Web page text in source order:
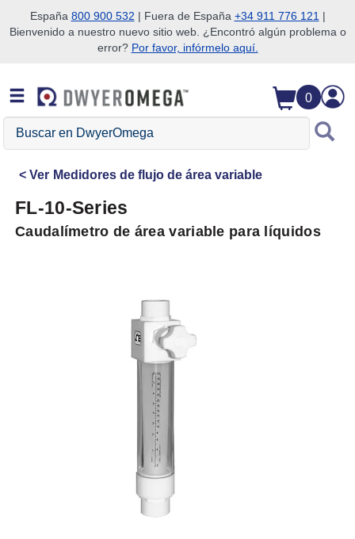
Saltar a la búsqueda
Saltar al contenido principal
Saltar a la navegación
España 800 900 532 | Fuera de España +34 911 776 121 |
Bienvenido a nuestro nuevo sitio web. ¿Encontró algún problema o
error? Por favor, infórmelo aquí.
0
Buscar
DwyerOmega
Ver Medidores de flujo de área variable
FL-10-Series
Caudalímetro de área variable para líquidos